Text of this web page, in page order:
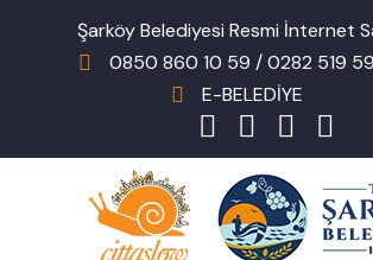
Şarköy Belediyesi Resmi İnternet
0850 860 10 59 / 0282 519
E-BELEDİYE